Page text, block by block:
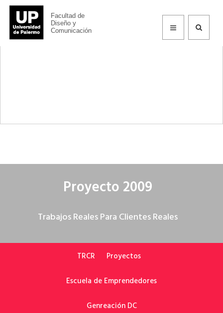
Facultad de
Diseño y
Comunicación
TRCR
Proyecto 2009
Trabajos Reales Para Clientes Reales
TRCR Proyectos
Escuela de Emprendedores
Genreación DC